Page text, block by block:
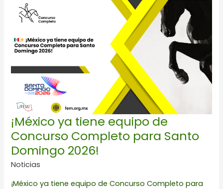
¡México ya tiene equipo de
Concurso Completo para Santo
Domingo 2026!
Noticias
¡México ya tiene equipo de Concurso Completo para
ya
tiene
de
Concurso
Completo
Santo
Domingo
2026!